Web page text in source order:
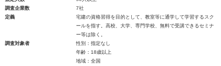
調査企業数
7社
定義
宅建の資格習得を目的として、教室等に通学して学習するスク
ールを指す。高校、大学、専門学校、無料で受講できるセミナ
ー等は除く。
調査対象者
性別：指定なし
年齢：18歳以上
地域：全国